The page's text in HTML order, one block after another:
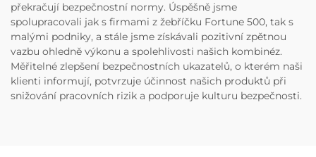
překračují bezpečnostní normy. Úspěšně jsme
spolupracovali jak s firmami z žebříčku Fortune 500, tak s
malými podniky, a stále jsme získávali pozitivní zpětnou
vazbu ohledně výkonu a spolehlivosti našich kombinéz.
Měřitelné zlepšení bezpečnostních ukazatelů, o kterém naši
klienti informují, potvrzuje účinnost našich produktů při
snižování pracovních rizik a podporuje kulturu bezpečnosti.